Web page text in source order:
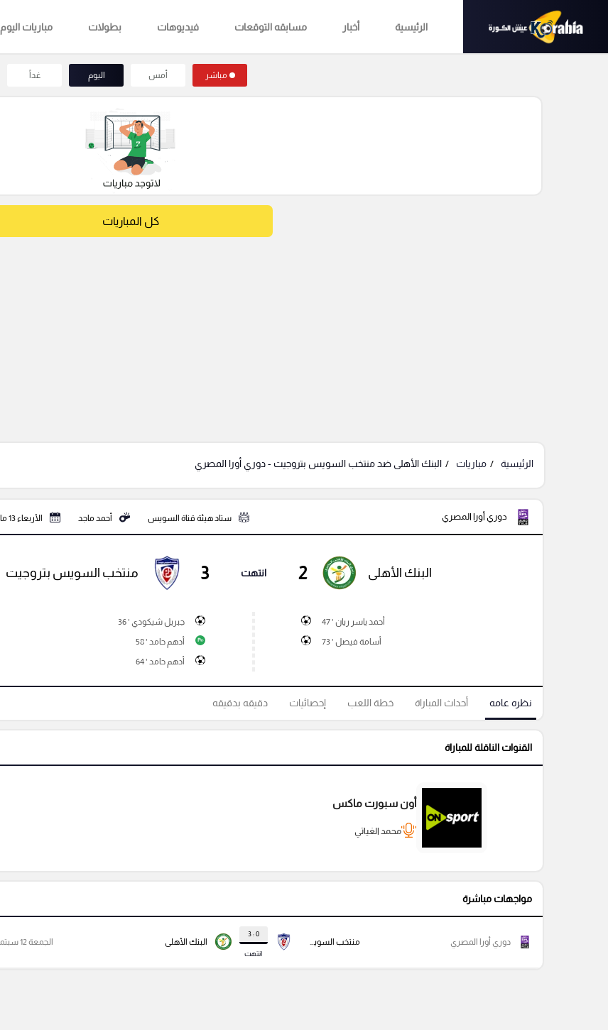
الرئيسية أخبار مسابقه التوقعات فيديوهات بطولات مباريات اليوم
مباشر أمس اليوم غداً
كل المباريات
الرئيسية مباريات البنك الأهلى ضد منتخب السويس بتروجيت - دوري أورا المصري
دوري أورا المصري ستاد هيئة قناة السويس أحمد ماجد الأربعاء 13 مايو 2026
البنك الأهلى 2 انتهت 3 منتخب السويس بتروجيت
أحمد ياسر ريان ' 47
أسامة فيصل ' 73
جبريل شيكودي ' 36
P
أدهم حامد ' 58
أدهم حامد ' 64
نظره عامه أحداث المباراة خطة اللعب إحصائيات دقيقه بدقيقه
القنوات الناقلة للمباراة
أون سبورت ماكس
محمد الغياتي
مواجهات مباشرة
0 : 3
انتهت
البنك الأهلى دوري أورا المصري الجمعة 12 سبتمبر 2025